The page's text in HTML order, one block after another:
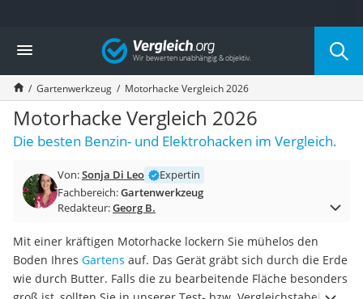
Die beliebtesten Vergleiche nach Kategorie
Baumarkt
Tresor feuerfest
Makita-Akku-Rasenmäher
Kappsäge
Smartes Türschloss
Akku-Rasentrimmer
Split-Klimaanlage 2 Innengeräte
Pelletofen
Tiefbrunnenpumpe
Fliesenschneider
Hochdruckreiniger
Doppelschleifer
Vergleich
Gartenwerkzeug Motorhacke Vergleich 2026
Motorhacke Vergleich 2026
Die besten Benzin- und Elektrohacken im Vergleich.
Von:Sonja Di Leo
Expertin
Fachbereich:Gartenwerkzeug
Redakteur:Georg B.
Mit einer kräftigen Motorhacke lockern Sie mühelos den
Boden Ihres Gartens auf. Das Gerät gräbt sich durch die Erde
wie durch Butter. Falls die zu bearbeitende Fläche besonders